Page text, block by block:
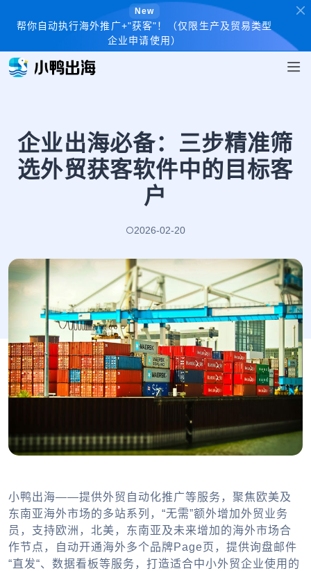
New
帮你自动执行海外推广+"获客"！（仅限生产及贸易类型
企业申请使用）
企业出海必备：三步精准筛
选外贸获客软件中的目标客
户
2026-02-20
小鸭出海——提供外贸自动化推广等服务，聚焦欧美及
东南亚海外市场的多站系列，“无需”额外增加外贸业务
员，支持欧洲，北美，东南亚及未来增加的海外市场合
作节点，自动开通海外多个品牌Page页，提供询盘邮件
“直发“、数据看板等服务，打造适合中小外贸企业使用的